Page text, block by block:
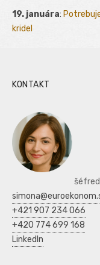
19. januára:
kridel
KONTAKT
+421 907 234 066
+420 774 699 168
LinkedIn